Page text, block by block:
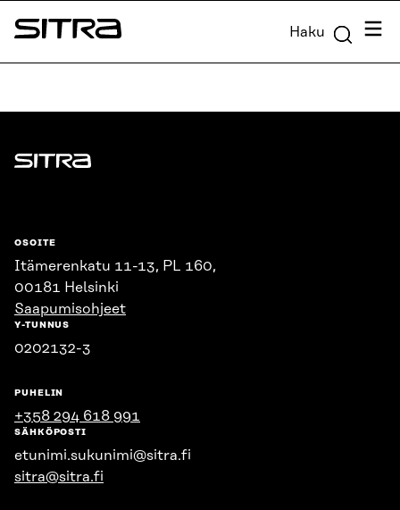
Siirry
suoraan
Sitra Haku
Sitra
OSOITE
Itämerenkatu 11-13, PL 160,
00181 Helsinki
Saapumisohjeet
Y-TUNNUS
0202132-3
PUHELIN
+358 294 618 991
SÄHKÖPOSTI
etunimi.sukunimi@sitra.fi
sitra@sitra.fi